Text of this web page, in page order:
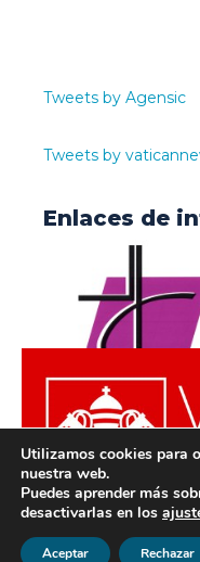
Tweets by Agensic
Tweets by
Enlaces de
© ODISUR | Todos
Utilizamos cookies para
nuestra web.
Puedes aprender más
desactivarlas en los
Aceptar Rechazar